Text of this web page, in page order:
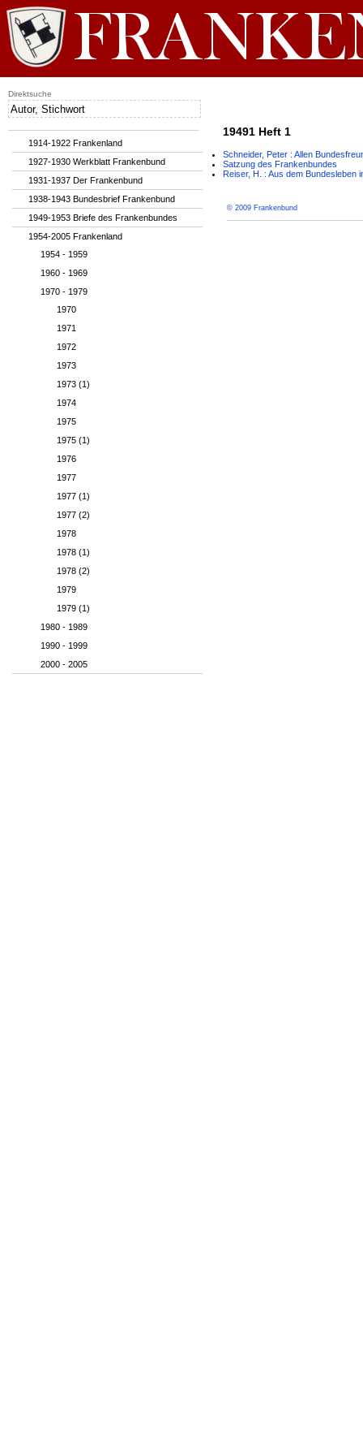
19491 Heft 1
Schneider, Peter : Allen
Satzung des Frankenbundes
Reiser, H. : Aus dem Bundesleben
© 2009 Frankenbund
1914-1922 Frankenland
1927-1930 Werkblatt Frankenbund
1931-1937 Der Frankenbund
1938-1943 Bundesbrief Frankenbund
1949-1953 Briefe des Frankenbundes
1954-2005 Frankenland
1954 - 1959
1960 - 1969
1970 - 1979
1970
1971
1972
1973
1973 (1)
1974
1975
1975 (1)
1976
1977
1977 (1)
1977 (2)
1978
1978 (1)
1978 (2)
1979
1979 (1)
1980 - 1989
1990 - 1999
2000 - 2005
Direktsuche